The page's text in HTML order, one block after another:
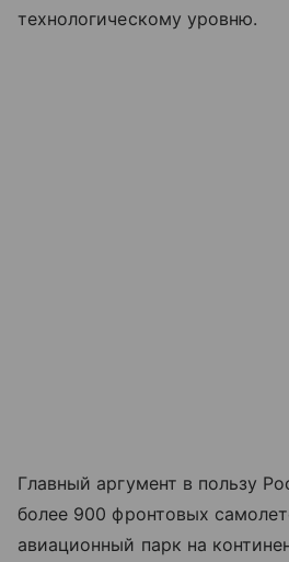
технологическому уровню.
Главный аргумент в пользу
более 900 фронтовых
авиационный парк на